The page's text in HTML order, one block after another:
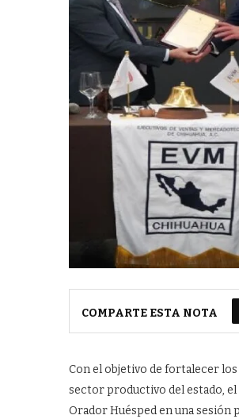
COMPARTE ESTA NOTA
Con el objetivo de fortalecer
sector productivo del estado,
Orador Huésped en una sesión